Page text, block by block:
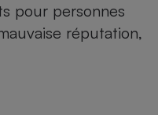
pour personnes
réputation,